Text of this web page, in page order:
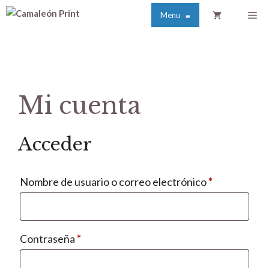
Saltar
Menu ≡
Mi cuenta
Acceder
Nombre de usuario o correo electrónico*Obligatorio
Contraseña*Obligatorio